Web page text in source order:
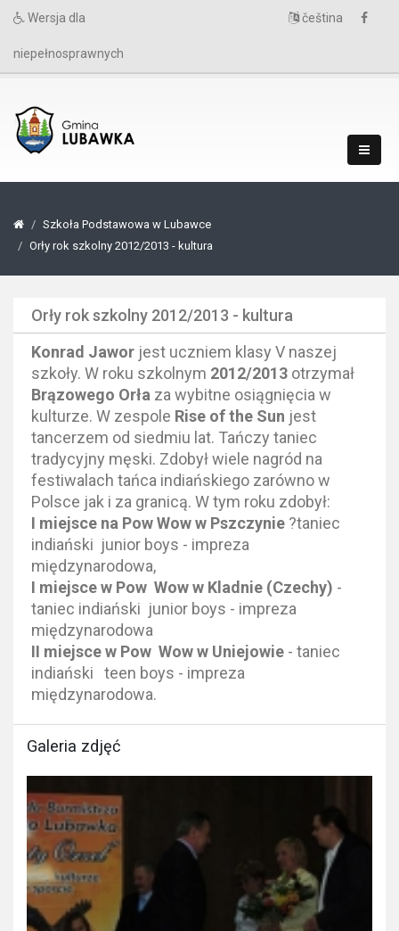
Wersja dla
niepełnosprawnych
čeština
Szkoła Podstawowa w Lubawce
Orły rok szkolny 2012/2013 - kultura
Orły rok szkolny 2012/2013 - kultura
Konrad Jawor jest uczniem klasy V naszej
szkoły. W roku szkolnym 2012/2013 otrzymał
Brązowego Orła za wybitne osiągnięcia w
kulturze. W zespole Rise of the Sun jest
tancerzem od siedmiu lat. Tańczy taniec
tradycyjny męski. Zdobył wiele nagród na
festiwalach tańca indiańskiego zarówno w
Polsce jak i za granicą. W tym roku zdobył:
I miejsce na Pow Wow w Pszczynie ?taniec
indiański junior boys - impreza
międzynarodowa,
I miejsce w Pow Wow w Kladnie (Czechy) -
taniec indiański junior boys - impreza
międzynarodowa
II miejsce w Pow Wow w Uniejowie - taniec
indiański teen boys - impreza
międzynarodowa.
Galeria zdjęć